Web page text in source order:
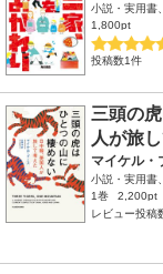
小説・実用書
1,800pt
投稿数1件
三頭の
人が旅
マイケル・
小説・実用書
1巻
2,200pt
レビュー投稿